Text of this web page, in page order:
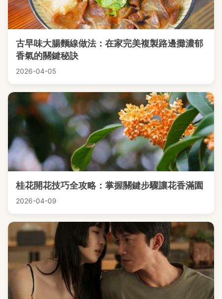
古早味大腸麵線做法：在家完美複製路邊攤濃郁
香氣的關鍵秘訣
2026-04-05
桂花開花技巧全攻略：掌握關鍵步驟讓花香滿園
2026-04-09